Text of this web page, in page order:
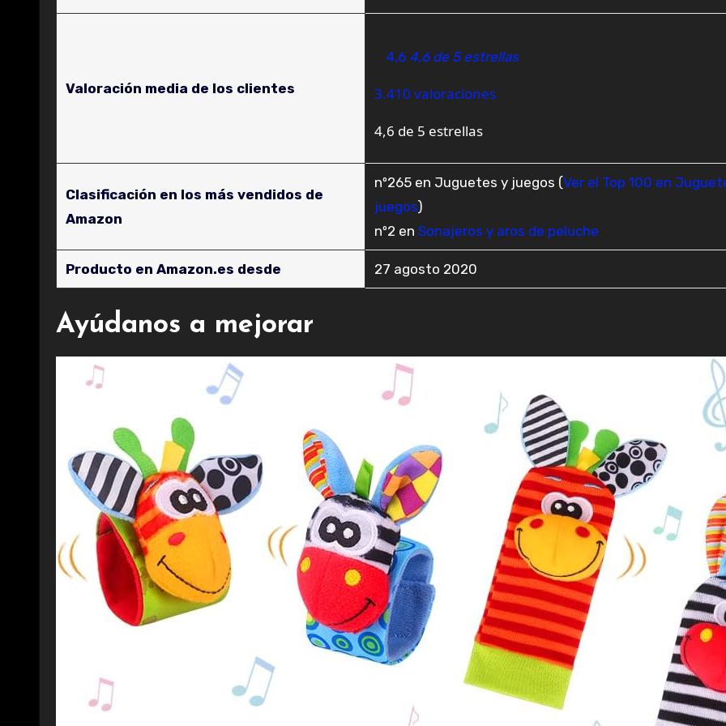
Valoración media de los clientes
4,6 4,6 de 5 estrellas
3.410 valoraciones
4,6 de 5 estrellas
Clasificación en los más vendidos de
Amazon
nº265 en Juguetes y juegos (Ver el Top 100 en
juegos)
nº2 enSonajeros y aros de peluche
Producto en Amazon.es desde 27 agosto 2020
Ayúdanos a mejorar